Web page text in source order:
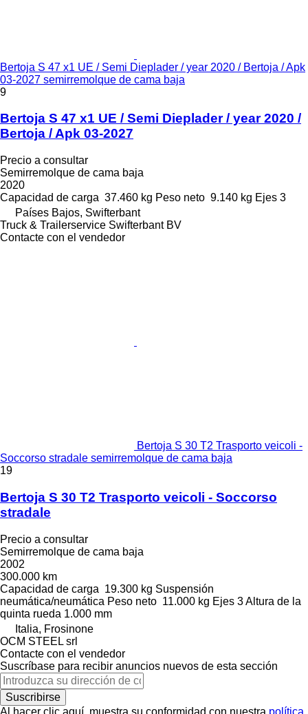
Bertoja S 47 x1 UE / Semi Dieplader / year 2020 / Bertoja / Apk
03-2027 semirremolque de cama baja
9
Bertoja S 47 x1 UE / Semi Dieplader / year 2020 /
Bertoja / Apk 03-2027
Precio a consultar
Semirremolque de cama baja
2020
Capacidad de carga 37.460 kg Peso neto 9.140 kg Ejes 3
Países Bajos, Swifterbant
Truck & Trailerservice Swifterbant BV
Contacte con el vendedor
Bertoja S 30 T2 Trasporto veicoli -
Soccorso stradale semirremolque de cama baja
19
Bertoja S 30 T2 Trasporto veicoli - Soccorso
stradale
Precio a consultar
Semirremolque de cama baja
2002
300.000 km
Capacidad de carga 19.300 kg Suspensión
neumática/neumática Peso neto 11.000 kg Ejes 3Altura de la
quinta rueda 1.000 mm
Italia, Frosinone
OCM STEEL srl
Contacte con el vendedor
Suscríbase para recibir anuncios nuevos de esta sección
Suscribirse
Al hacer clic aquí, muestra su conformidad con nuestra política